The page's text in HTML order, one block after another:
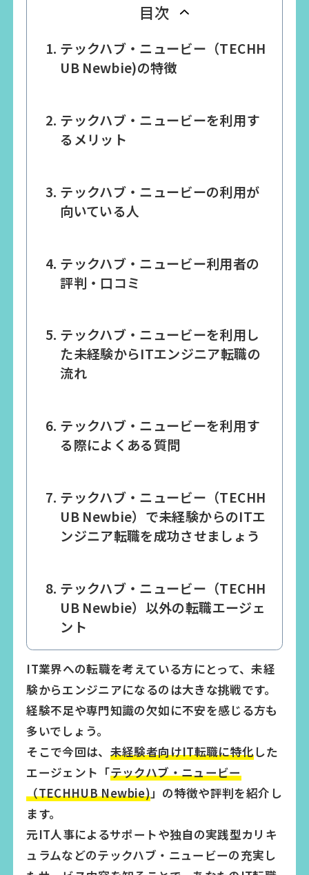
目次
テックハブ・ニュービー（TECHH
UB Newbie)の特徴
テックハブ・ニュービーを利用す
るメリット
テックハブ・ニュービーの利用が
向いている人
テックハブ・ニュービー利用者の
評判・口コミ
テックハブ・ニュービーを利用し
た未経験からITエンジニア転職の
流れ
テックハブ・ニュービーを利用す
る際によくある質問
テックハブ・ニュービー（TECHH
UB Newbie）で未経験からのITエ
ンジニア転職を成功させましょう
テックハブ・ニュービー（TECHH
UB Newbie）以外の転職エージェ
ント
IT業界への転職を考えている方にとって、未経
験からエンジニアになるのは大きな挑戦です。
経験不足や専門知識の欠如に不安を感じる方も
多いでしょう。
そこで今回は、 未経験者向けIT転職に特化した
エージェント「テックハブ・ニュービー
（TECHHUB Newbie)」の特徴や評判を紹介し
ます。
元IT人事によるサポートや独自の実践型カリキ
ュラムなどのテックハブ・ニュービーの充実し